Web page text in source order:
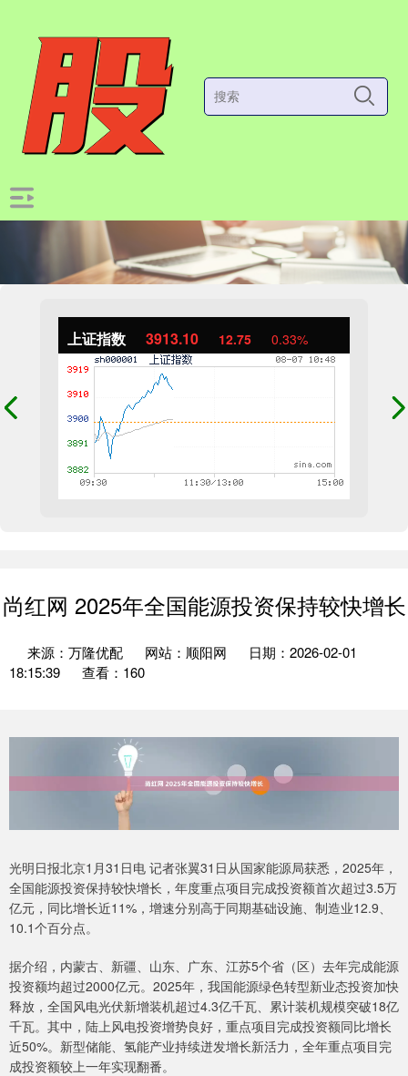
上证指数 3913.10 12.75 0.33%
尚红网 2025年全国能源投资保持较快增长
来源：万隆优配 网站：顺阳网
日期：2026-02-01
18:15:39
查看：160
光明日报北京1月31日电 记者张翼31日从国家能源局获悉，2025年，
全国能源投资保持较快增长，年度重点项目完成投资额首次超过3.5万
亿元，同比增长近11%，增速分别高于同期基础设施、制造业12.9、
10.1个百分点。
据介绍，内蒙古、新疆、山东、广东、江苏5个省（区）去年完成能源
投资额均超过2000亿元。2025年，我国能源绿色转型新业态投资加快
释放，全国风电光伏新增装机超过4.3亿千瓦、累计装机规模突破18亿
千瓦。其中，陆上风电投资增势良好，重点项目完成投资额同比增长
近50%。新型储能、氢能产业持续迸发增长新活力，全年重点项目完
成投资额较上一年实现翻番。